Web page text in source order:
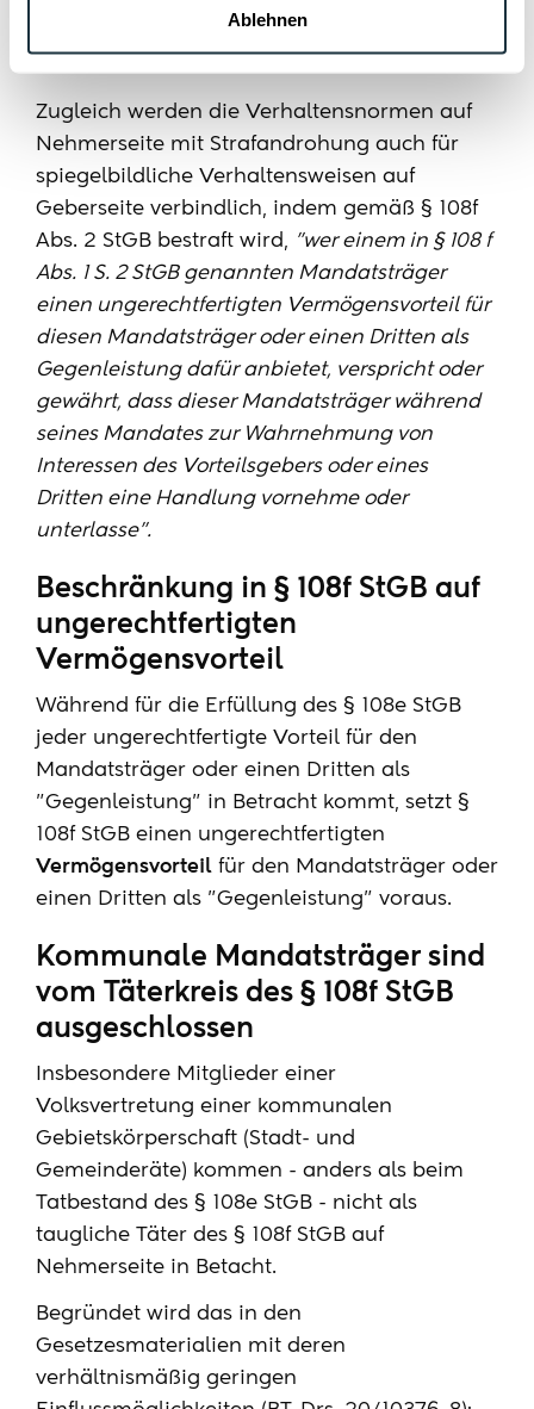
Ablehnen
Zugleich werden die Verhaltensnormen auf
Nehmerseite mit Strafandrohung auch für
spiegelbildliche Verhaltensweisen auf
Geberseite verbindlich, indem gemäß § 108f
Abs. 2 StGB bestraft wird, "wer einem in § 108 f
Abs. 1 S. 2 StGB genannten Mandatsträger
einen ungerechtfertigten Vermögensvorteil für
diesen Mandatsträger oder einen Dritten als
Gegenleistung dafür anbietet, verspricht oder
gewährt, dass dieser Mandatsträger während
seines Mandates zur Wahrnehmung von
Interessen des Vorteilsgebers oder eines
Dritten eine Handlung vornehme oder
unterlasse".
Beschränkung in § 108f StGB auf
ungerechtfertigten
Vermögensvorteil
Während für die Erfüllung des § 108e StGB
jeder ungerechtfertigte Vorteil für den
Mandatsträger oder einen Dritten als
"Gegenleistung" in Betracht kommt, setzt §
108f StGB einen ungerechtfertigten
Vermögensvorteil für den Mandatsträger oder
einen Dritten als "Gegenleistung" voraus.
Kommunale Mandatsträger sind
vom Täterkreis des § 108f StGB
ausgeschlossen
Insbesondere Mitglieder einer
Volksvertretung einer kommunalen
Gebietskörperschaft (Stadt- und
Gemeinderäte) kommen - anders als beim
Tatbestand des § 108e StGB - nicht als
taugliche Täter des § 108f StGB auf
Nehmerseite in Betacht.
Begründet wird das in den
Gesetzesmaterialien mit deren
verhältnismäßig geringen